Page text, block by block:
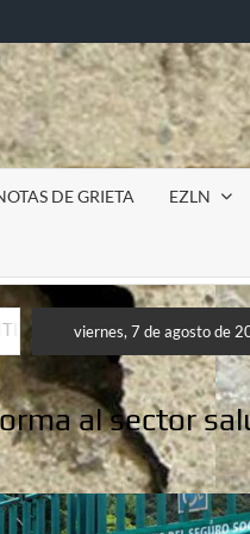
DE GRIETA EZLN
Incursión militar
Incursión militar
viernes, 7 de agosto de
al sector